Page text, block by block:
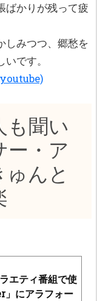
ばかりが残って疲
しみつつ、郷愁を
です。
も聞い
ー・ア
んと
エティ番組で使
」にアラフォー